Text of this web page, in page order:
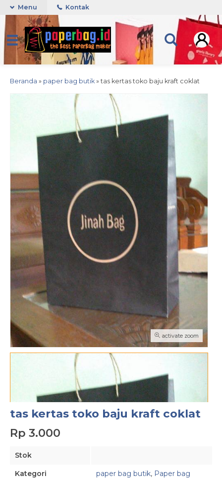
Menu Kontak
Beranda » paper bag butik » tas kertas toko baju kraft coklat
activate zoom
tas kertas toko baju kraft coklat
Rp 3.000
Stok
Kategori paper bag butik, Paper bag